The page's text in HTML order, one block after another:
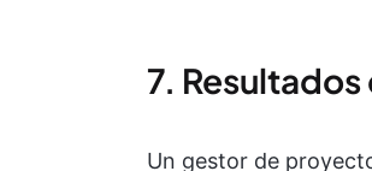
7.
Un gestor de